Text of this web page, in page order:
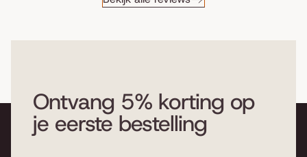
Ontvang 5% korting op
je eerste bestelling